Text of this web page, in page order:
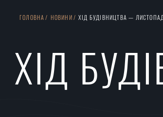
ГОЛОВНА НОВИНИ ХІД БУДІВНИЦТВА —
ХІД